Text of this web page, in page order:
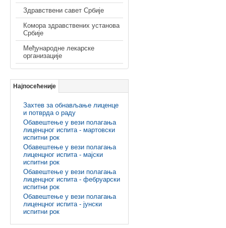
Здравствени савет Србије
Комора здравствених установа
Србије
Међународне лекарске
организације
Најпосећеније
Захтев за обнављање лиценце
и потврда о раду
Обавештење у вези полагања
лиценцног испита - мартовски
испитни рок
Обавештење у вези полагања
лиценцног испита - мајски
испитни рок
Обавештење у вези полагања
лиценцног испита - фебруарски
испитни рок
Обавештење у вези полагања
лиценцног испита - јунски
испитни рок